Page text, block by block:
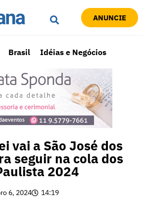
ANUNCIE
Brasil Idéias e Negócios
vai a São José dos
seguir na cola dos
2024
6, 2024 14:19